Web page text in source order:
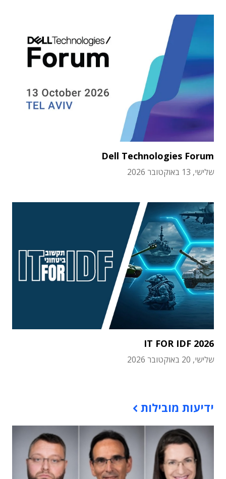
Dell Technologies Forum
שלישי, 13 באוקטובר 2026
IT FOR IDF 2026
שלישי, 20 באוקטובר 2026
ידיעות מובילות